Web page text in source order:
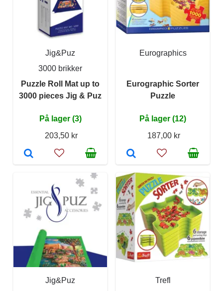
Jig&Puz
3000 brikker
Puzzle Roll Mat up to
3000 pieces Jig & Puz
På lager (3)
203,50 kr
Eurographics
Eurographic Sorter
Puzzle
På lager (12)
187,00 kr
Jig&Puz
Trefl